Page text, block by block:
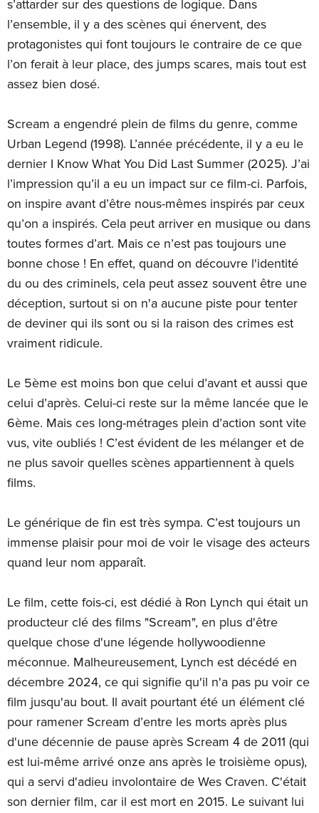
s’attarder sur des questions de logique. Dans
l’ensemble, il y a des scènes qui énervent, des
protagonistes qui font toujours le contraire de ce que
l’on ferait à leur place, des jumps scares, mais tout est
assez bien dosé.
Scream a engendré plein de films du genre, comme
Urban Legend (1998). L’année précédente, il y a eu le
dernier I Know What You Did Last Summer (2025). J’ai
l’impression qu’il a eu un impact sur ce film-ci. Parfois,
on inspire avant d’être nous-mêmes inspirés par ceux
qu’on a inspirés. Cela peut arriver en musique ou dans
toutes formes d’art. Mais ce n’est pas toujours une
bonne chose ! En effet, quand on découvre l'identité
du ou des criminels, cela peut assez souvent être une
déception, surtout si on n'a aucune piste pour tenter
de deviner qui ils sont ou si la raison des crimes est
vraiment ridicule.
Le 5ème est moins bon que celui d’avant et aussi que
celui d’après. Celui-ci reste sur la même lancée que le
6ème. Mais ces long-métrages plein d’action sont vite
vus, vite oubliés ! C’est évident de les mélanger et de
ne plus savoir quelles scènes appartiennent à quels
films.
Le générique de fin est très sympa. C’est toujours un
immense plaisir pour moi de voir le visage des acteurs
quand leur nom apparaît.
Le film, cette fois-ci, est dédié à Ron Lynch qui était un
producteur clé des films "Scream", en plus d'être
quelque chose d'une légende hollywoodienne
méconnue. Malheureusement, Lynch est décédé en
décembre 2024, ce qui signifie qu'il n'a pas pu voir ce
film jusqu'au bout. Il avait pourtant été un élément clé
pour ramener Scream d’entre les morts après plus
d'une décennie de pause après Scream 4 de 2011 (qui
est lui-même arrivé onze ans après le troisième opus),
qui a servi d'adieu involontaire de Wes Craven. C'était
son dernier film, car il est mort en 2015. Le suivant lui